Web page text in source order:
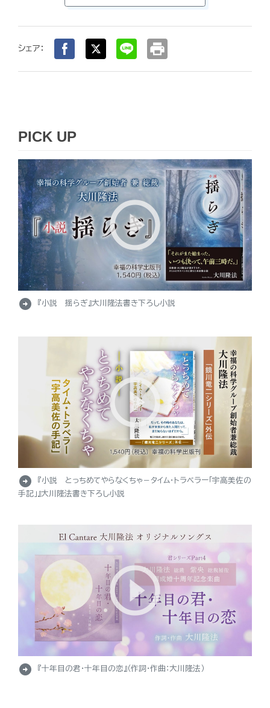
シェア： print
PICK UP
arrow_circle_right 『小説 揺らぎ』大川隆法書き下ろし小説
arrow_circle_right
『小説 とっちめてやらなくちゃ－タイム・トラベラー「宇高美佐の
手記」』大川隆法書き下ろし小説
arrow_circle_right 『十年目の君・十年目の恋』（作詞・作曲：大川隆法）